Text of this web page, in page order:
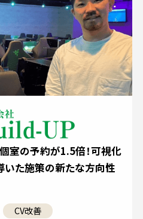
室の予約が1.5倍！可視化
いた施策の新たな方向性
CV改善